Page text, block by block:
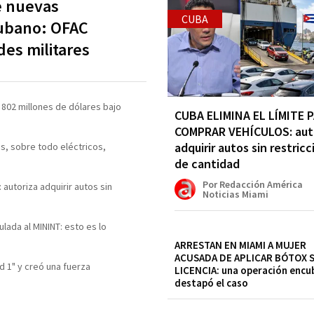
nuevas
OFAC
militares
millones de dólares bajo
sobre todo eléctricos,
autoriza adquirir autos sin
al MININT: esto es lo
1" y creó una fuerza
CUBA
CUBA ELIMINA EL LÍMITE
COMPRAR VEHÍCULOS:
adquirir autos sin
de cantidad
Por Redacción América
Noticias Miami
ARRESTAN EN MIAMI A MUJER
ACUSADA DE APLICAR BÓTOX
LICENCIA: una operación
destapó el caso